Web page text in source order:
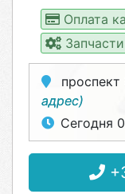
Оплата
Запчасти
адрес)
Сегодня